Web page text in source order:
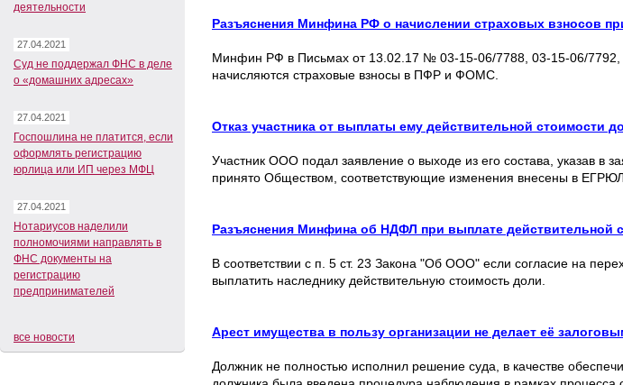
деятельности
27.04.2021
Суд не поддержал ФНС в деле
о «домашних адресах»
27.04.2021
Госпошлина не платится, если
оформлять регистрацию
юрлица или ИП через МФЦ
27.04.2021
Нотариусов наделили
полномочиями направлять в
ФНС документы на
регистрацию
предпринимателей
все новости
Разъяснения Минфина РФ о начислении страховых взносов
Минфин РФ в Письмах от 13.02.17 № 03-15-06/7788, 03-15-06/7792,
начисляются страховые взносы в ПФР и ФОМС.
Отказ участника от выплаты ему действительной
Участник ООО подал заявление о выходе из его состава, указав в
принято Обществом, соответствующие изменения внесены в ЕГРЮЛ.
Разъяснения Минфина об НДФЛ при выплате действительной
В соответствии с п. 5 ст. 23 Закона "Об ООО" если согласие на
выплатить наследнику действительную стоимость доли.
Арест имущества в пользу организации не делает её
Должник не полностью исполнил решение суда, в качестве